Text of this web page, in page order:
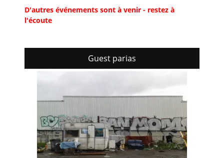
D'autres événements sont à venir - restez à
l'écoute
Guest parias